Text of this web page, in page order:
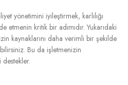
yönetimini iyileştirmek, karlılığı
etmenin kritik bir adımıdır. Yukarıdaki
kaynaklarını daha verimli bir şekilde
Bu da işletmenizin